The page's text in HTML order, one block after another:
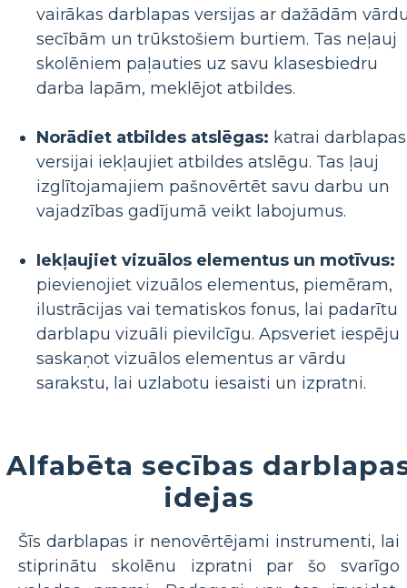
vairākas darblapas versijas ar dažādām
secībām un trūkstošiem burtiem. Tas neļauj
skolēniem paļauties uz savu klasesbiedru
darba lapām, meklējot atbildes.
Norādiet atbildes atslēgas: katrai darblapas
versijai iekļaujiet atbildes atslēgu. Tas ļauj
izglītojamajiem pašnovērtēt savu darbu un
vajadzības gadījumā veikt labojumus.
Iekļaujiet vizuālos elementus un motīvus:
pievienojiet vizuālos elementus, piemēram,
ilustrācijas vai tematiskos fonus, lai padarītu
darblapu vizuāli pievilcīgu. Apsveriet iespēju
saskaņot vizuālos elementus ar vārdu
sarakstu, lai uzlabotu iesaisti un izpratni.
Alfabēta secības
idejas
Šīs darblapas ir nenovērtējami instrumenti, lai
stiprinātu skolēnu izpratni par šo svarīgo